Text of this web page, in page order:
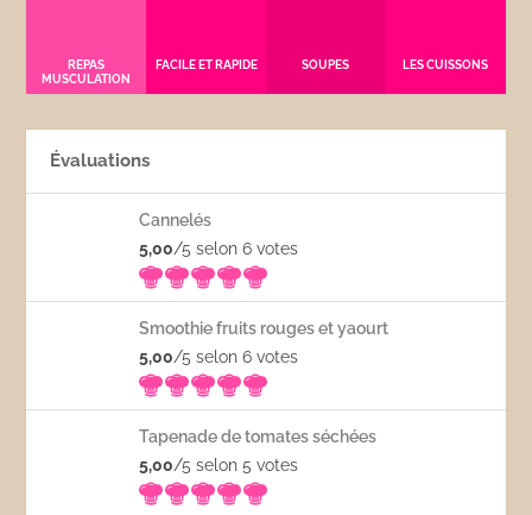
REPAS
MUSCULATION
FACILE ET RAPIDE SOUPES LES CUISSONS
Évaluations
Cannelés
5,00/5 selon 6votes
Smoothie fruits rouges et yaourt
5,00/5 selon 6votes
Tapenade de tomates séchées
5,00/5 selon 5votes